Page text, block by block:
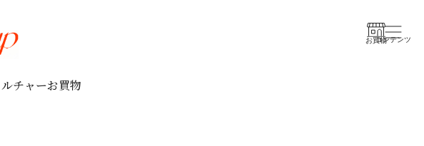
お買物コンテンツ
チャーお買物